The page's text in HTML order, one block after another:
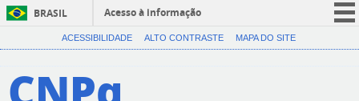
BRASIL
Acesso à informação
CORONAVÍRUS (COVID-19)
ACESSIBILIDADE ALTO CONTRASTE MAPA DO SITE